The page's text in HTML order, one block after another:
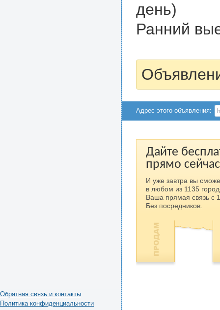
день)
Ранний
Адрес этого объявления:
Дайте
прямо
И уже завтра вы
в любом из 1135
Ваша прямая связь с
Без посредников.
Обратная связь и контакты
Политика конфиденциальности